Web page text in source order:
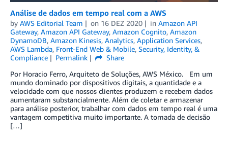
Análise de dados em tempo real com a AWS
by AWS Editorial Team on 16 DEZ 2020 in Amazon API
Gateway, Amazon API Gateway, Amazon Cognito, Amazon
DynamoDB, Amazon Kinesis, Analytics, Application Services,
AWS Lambda, Front-End Web & Mobile, Security, Identity, &
Compliance
Permalink
Share
Por Horacio Ferro, Arquiteto de Soluções, AWS México. Em um
mundo dominado por dispositivos digitais, a quantidade e a
velocidade com que nossos clientes produzem e recebem dados
aumentaram substancialmente. Além de coletar e armazenar
para análise posterior, trabalhar com dados em tempo real é uma
vantagem competitiva muito importante. A tomada de decisão
[…]